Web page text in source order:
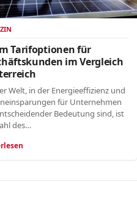
Tarifoptionen für
im Vergleich
Welt, in der Energieeffizienz und
für Unternehmen
Bedeutung sind, ist
des…